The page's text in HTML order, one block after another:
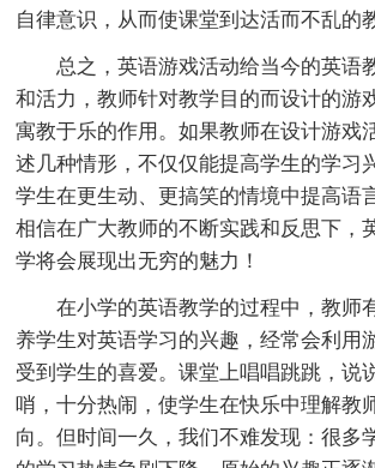
自律意识，从而使课堂到达活而不乱的
总之，英语游戏活动给当今的英语
和活力，教师针对教学目的而设计的游
寓教于乐的作用。如果教师在设计游戏
述几种情形，不仅仅能提高学生的学习
学生在更生动、更搞笑的情境中提高语
相信在广大教师的不断实践和反思下，
学将会展现出无穷的魅力！
在小学的英语教学的过程中，教师
养学生对英语学习的兴趣，经常会利用
受到学生的喜爱。课堂上唱唱跳跳，说
哨，十分热闹，使学生在快乐中理解教
向。但时间一久，我们不难发现：很多